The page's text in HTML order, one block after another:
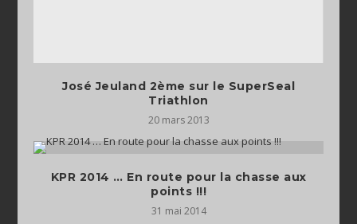
José Jeuland 2ème sur le SuperSeal
Triathlon
20 mars 2013
KPR 2014 … En route pour la chasse aux
points !!!
31 mai 2014